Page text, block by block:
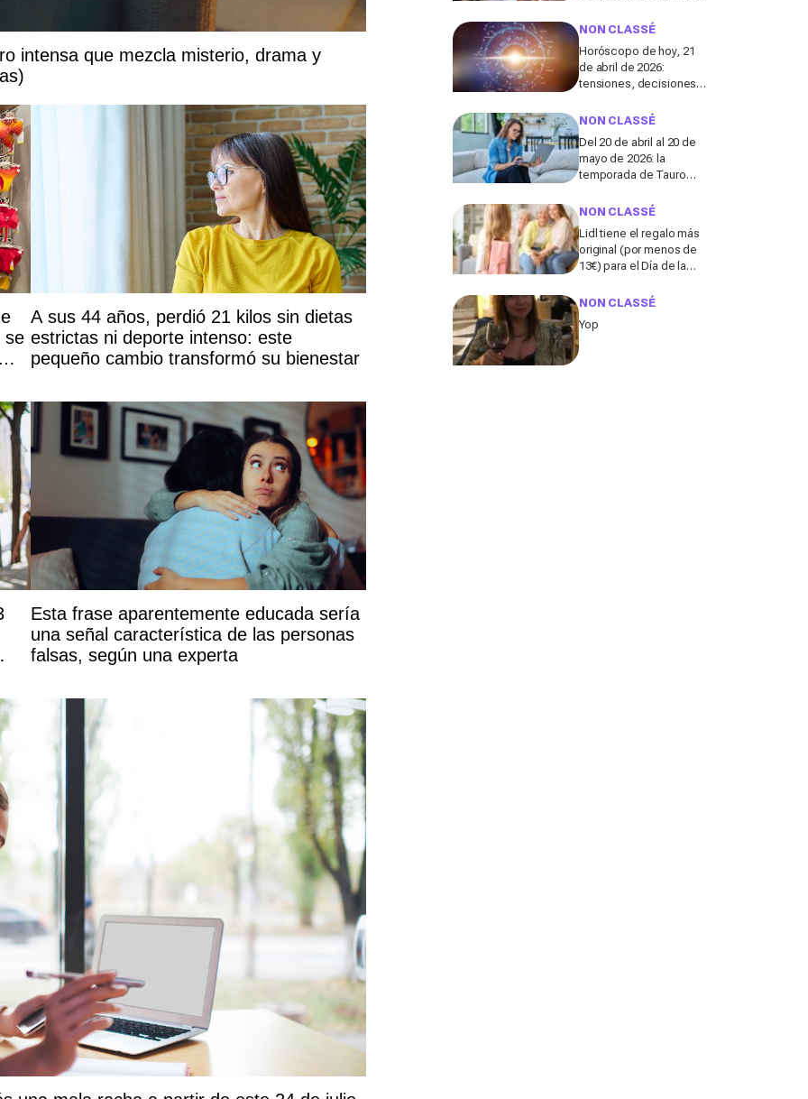
intensa que mezcla misterio, drama y
se
A sus 44 años, perdió 21 kilos sin dietas
estrictas ni deporte intenso: este
pequeño cambio transformó su bienestar
Esta frase aparentemente educada sería
una señal característica de las personas
falsas, según una experta
independientes hoy en
especialista
NON CLASSÉ
Horóscopo de hoy, 21
de abril de 2026:
tensiones, decisiones
salud y dinero
NON CLASSÉ
Del 20 de abril al 20 de
mayo de 2026: la
temporada de Tauro
5 signos del zodiaco
NON CLASSÉ
Lidl tiene el regalo más
original (por menos de
13€) para el Día de la
imaginas
NON CLASSÉ
Yop